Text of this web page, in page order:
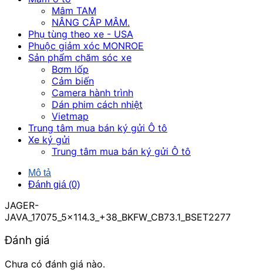
Mâm TAM
NÂNG CÂP MÂM.
Phụ tùng theo xe - USA
Phuộc giảm xóc MONROE
Sản phẩm chăm sóc xe
Bơm lốp
Cảm biến
Camera hành trình
Dán phim cách nhiệt
Vietmap
Trung tâm mua bán ký gửi Ô tô
Xe ký gửi
Trung tâm mua bán ký gửi Ô tô
Mô tả
Đánh giá (0)
JAGER-
JAVA_17075_5x114.3_+38_BKFW_CB73.1_BSET2277
Đánh giá
Chưa có đánh giá nào.